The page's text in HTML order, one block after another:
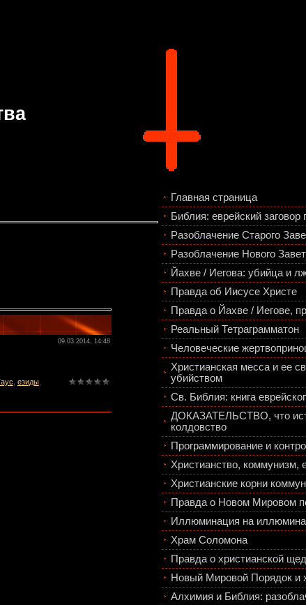
Главная страница
Библия: еврейский заговор
Разоблачение Старого
Разоблачение Нового
Йахве / Иегова: убийца и
Правда об Иисусе Христе
Правда о Йахве / Иегове,
Реальный Тетраграмматон
Человеческие
Христианская месса и ее
убийством
Св. Библия: книга
ДОКАЗАТЕЛЬСТВО, что
колдовство
Программирование и
Христианство, коммунизм,
Христианские корни
Правда о Новом Мировом
Иллюминация на
Храм Соломона
Правда о христианской
Новый Мировой Порядок и
Алхимия и Библия:
09.03.2014, 14:48
, езиды,